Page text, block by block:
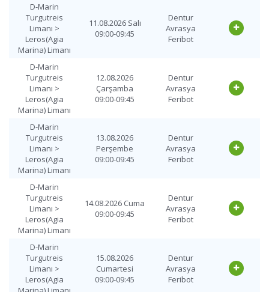
D-Marin
Turgutreis
Limanı >
Leros(Agia
Marina) Limanı
11.08.2026 Salı
09:00-09:45
Dentur
Avrasya
Feribot
D-Marin
Turgutreis
Limanı >
Leros(Agia
Marina) Limanı
12.08.2026
Çarşamba
09:00-09:45
Dentur
Avrasya
Feribot
D-Marin
Turgutreis
Limanı >
Leros(Agia
Marina) Limanı
13.08.2026
Perşembe
09:00-09:45
Dentur
Avrasya
Feribot
D-Marin
Turgutreis
Limanı >
Leros(Agia
Marina) Limanı
14.08.2026 Cuma
09:00-09:45
Dentur
Avrasya
Feribot
D-Marin
Turgutreis
Limanı >
Leros(Agia
15.08.2026
Cumartesi
09:00-09:45
Dentur
Avrasya
Feribot